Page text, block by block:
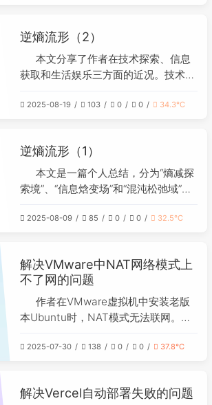
传参，但在可能影响逻辑正确性的操作
工具设计、数字笔记的意义、身后事处
理、开源大模型、数据隐私、AI工具选
择以及坚持的复利效应等广泛话题。第
《SIFU》、《冰汽时代》和《崩坏：
逆熵流形（2）
本文分享了作者在技术探索、信息
获取和生活娱乐三方面的近况。技术方
题，开始学习ROS以提升竞争力，并计
模型GLM-V的进展、Grok被封禁的荒
诞事件，以及Stack Overflow和
Chrome的AI功能更新。生活娱乐方
较短和通关经典重制版《幽灵诡计》的
2025-08-19 103 0 0 34.3℃
逆熵流形（1）
本文是一篇个人总结，分为“熵减探
索境”、“信息焓变场”和“混沌松弛域”三
的见闻，认为大模型展示同质化严重，
React和Node.js开发了一个简易音乐
管理工具。其次，在信息分享部分，作
者列举了几个近期关注的技术项目与文
章，涉及加密聊天、无服务器架构、AI
作者简要提及了游戏近况。文末以“逆
2025-08-09 85 0 0 32.5℃
解决VMware中NAT网络模式上
不了网的问题
作者在VMware虚拟机中安装老版
本Ubuntu时，NAT模式无法联网。为
理，必须使用NAT模式。经过排查，通
和NAT服务；其次在VMware虚拟网络
2025-07-30 138 0 0 37.8℃
解决Vercel自动部署失败的问题